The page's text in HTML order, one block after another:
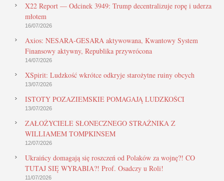
X22 Report — Odcinek 3949: Trump decentralizuje ropę i uderza
młotem
16/07/2026
Axios: NESARA-GESARA aktywowana, Kwantowy System
Finansowy aktywny, Republika przywrócona
14/07/2026
XSpirit: Ludzkość wkrótce odkryje starożytne ruiny obcych
13/07/2026
ISTOTY POZAZIEMSKIE POMAGAJĄ LUDZKOŚCI
13/07/2026
ZAŁOŻYCIELE SŁONECZNEGO STRAŻNIKA Z
WILLIAMEM TOMPKINSEM
12/07/2026
Ukraińcy domagają się roszczeń od Polaków za wojnę?! CO
TUTAJ SIĘ WYRABIA?! Prof. Osadczy u Roli!
11/07/2026